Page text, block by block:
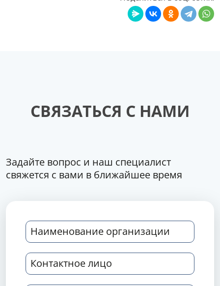
СВЯЗАТЬСЯ С НАМИ
Задайте вопрос и наш специалист
свяжется с вами в ближайшее время